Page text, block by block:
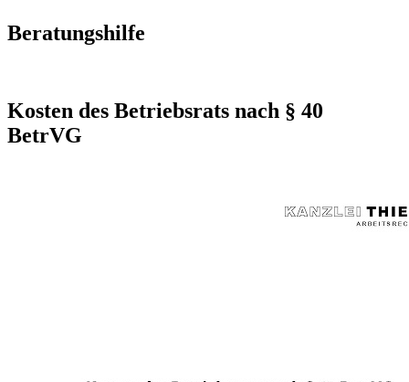
Beratungshilfe
Kosten des Betriebsrats nach § 40
BetrVG